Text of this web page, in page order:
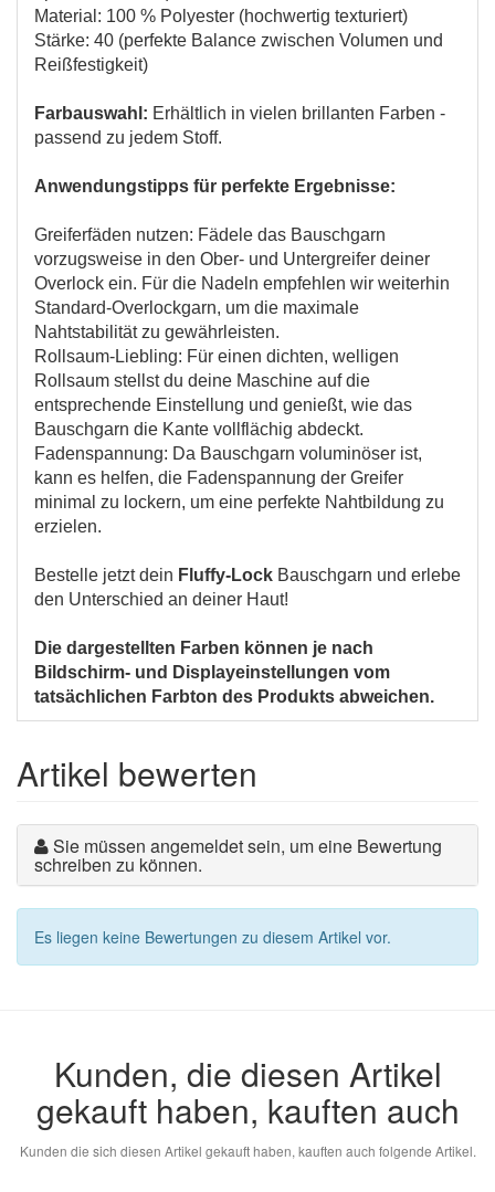
Material: 100 % Polyester (hochwertig texturiert)
Stärke: 40 (perfekte Balance zwischen Volumen und
Reißfestigkeit)
Farbauswahl: Erhältlich in vielen brillanten Farben -
passend zu jedem Stoff.
Anwendungstipps für perfekte Ergebnisse:
Greiferfäden nutzen: Fädele das Bauschgarn
vorzugsweise in den Ober- und Untergreifer deiner
Overlock ein. Für die Nadeln empfehlen wir weiterhin
Standard-Overlockgarn, um die maximale
Nahtstabilität zu gewährleisten.
Rollsaum-Liebling: Für einen dichten, welligen
Rollsaum stellst du deine Maschine auf die
entsprechende Einstellung und genießt, wie das
Bauschgarn die Kante vollflächig abdeckt.
Fadenspannung: Da Bauschgarn voluminöser ist,
kann es helfen, die Fadenspannung der Greifer
minimal zu lockern, um eine perfekte Nahtbildung zu
erzielen.
Bestelle jetzt dein Fluffy-Lock Bauschgarn und erlebe
den Unterschied an deiner Haut!
Die dargestellten Farben können je nach
Bildschirm- und Displayeinstellungen vom
tatsächlichen Farbton des Produkts abweichen.
Artikel bewerten
Sie müssen angemeldet sein, um eine Bewertung
schreiben zu können.
Es liegen keine Bewertungen zu diesem Artikel vor.
Kunden, die diesen Artikel
gekauft haben, kauften auch
Kunden die sich diesen Artikel gekauft haben, kauften auch folgende Artikel.